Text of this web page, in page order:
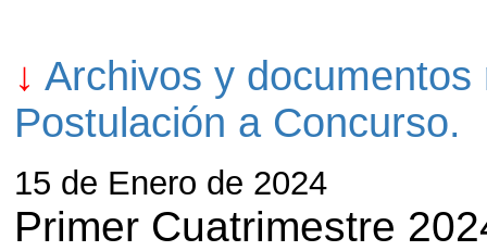
↓ Archivos y
Postulación a Concurso.
15 de Enero de 2024
Primer Cuatrimestre